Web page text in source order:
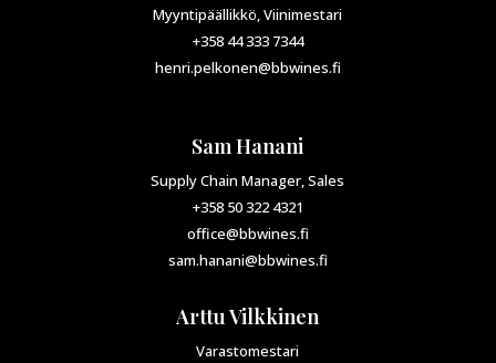
Myyntipäällikkö, Viinimestari
+358 44 333 7344
henri.pelkonen@bbwines.fi
Sam Hanani
Supply Chain Manager, Sales
+358 50 322 4321
office@bbwines.fi
sam.hanani@bbwines.fi
Arttu Vilkkinen
Varastomestari